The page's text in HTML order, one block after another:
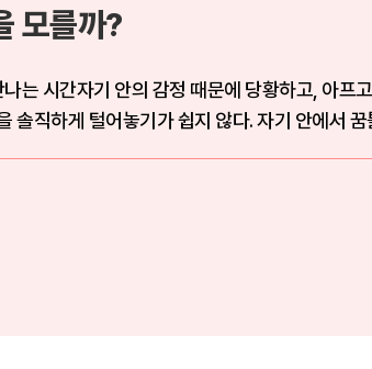
모를까?
는 시간자기 안의 감정 때문에 당황하고, 아프
솔직하게 털어놓기가 쉽지 않다. 자기 안에서